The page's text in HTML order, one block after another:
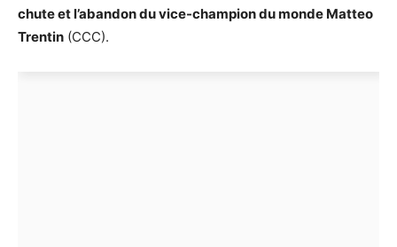
chute et l’abandon du vice-champion du monde Matteo
Trentin (CCC).